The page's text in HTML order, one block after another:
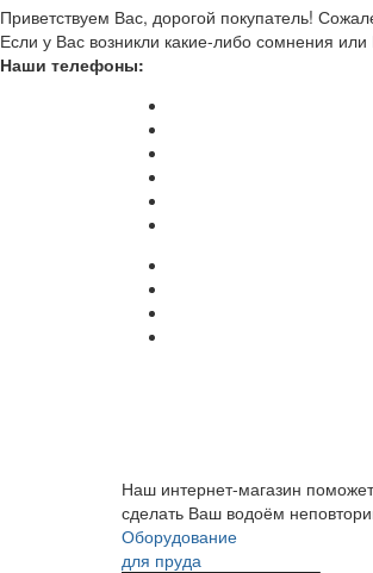
Приветствуем Вас, дорогой покупатель!
Если у Вас возникли какие-либо сомнения
Наши телефоны:
Наш интернет-магазин поможет
сделать Ваш водоём
Оборудование
для пруда